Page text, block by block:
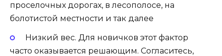
проселочных дорогах, в лесополосе, на
болотистой местности и так далее
Низкий вес. Для новичков этот фактор
часто оказывается решающим. Согласитесь,